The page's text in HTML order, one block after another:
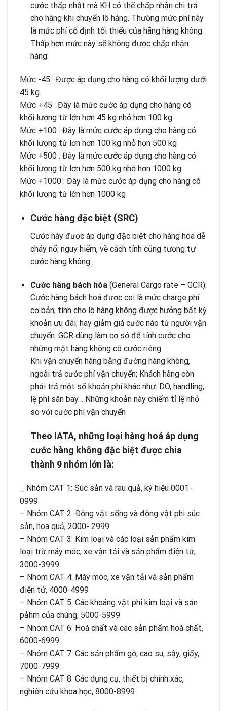
cước thấp nhất mà KH có thể chấp nhận chi trả
cho hãng khi chuyển lô hàng. Thường mức phí này
là mức phí cố định tối thiểu của hãng hàng không.
Thấp hơn mức này sẽ không được chấp nhận
hàng:
Mức -45 : Được áp dụng cho hàng có khối lượng dưới
45 kg
Mức +45 : Đây là mức cước áp dụng cho hàng có
khối lượng từ lớn hơn 45 kg nhỏ hơn 100 kg
Mức +100 : Đây là mức cước áp dụng cho hàng có
khối lượng từ lơn hơn 100 kg nhỏ hơn 500 kg
Mức +500 : Đây là mức cước áp dụng cho hàng có
khối lượng từ lơn hơn 500 kg nhỏ hơn 1000 kg
Mức +1000 : Đây là mức cước áp dụng cho hàng có
khối lượng từ lớn hơn 1000 kg
Cước hàng đặc biệt (SRC)
Cước này được áp dụng đặc biệt cho hàng hóa dễ
cháy nổ; nguy hiểm, về cách tính cũng tương tự
cước hàng không.
Cước hàng bách hóa(General Cargo rate – GCR):
Cước hàng bách hoá được coi là mức charge phí
cơ bản; tính cho lô hàng không được hưởng bất kỳ
khoản ưu đãi; hay giảm giá cước nào từ người vận
chuyển. GCR dùng làm cơ sở để tính cước cho
những mặt hàng không có cước riêng.
Khi vận chuyển hàng bằng đường hàng không,
ngoài trả cước phí vận chuyển; Khách hàng còn
phải trả một số khoản phí khác như: DO, handling,
lệ phí sân bay… Những khoản này chiếm tỉ lệ nhỏ
so với cước phí vận chuyển
Theo IATA, những loại hàng hoá áp dụng
cước hàng không đặc biệt được chia
thành 9 nhóm lớn là:
_ Nhóm CAT 1: Súc sản và rau quả, ký hiệu 0001-
0999
– Nhóm CAT 2: Ðộng vật sống và động vật phi súc
sản, hoa quả, 2000- 2999
– Nhóm CAT 3: Kim loại và các loại sản phẩm kim
loại trừ máy móc; xe vận tải và sản phẩm điện tử,
3000-3999
– Nhóm CAT 4: Máy móc, xe vận tải và sản phẩm
điện tử, 4000-4999
– Nhóm CAT 5: Các khoáng vật phi kim loại và sản
pảhm của chúng, 5000-5999
– Nhóm CAT 6: Hoá chất và các sản phẩm hoá chất,
6000-6999
– Nhóm CAT 7: Các sản phẩm gỗ, cao su, sậy, giấy,
7000-7999
– Nhóm CAT 8: Các dụng cụ, thiết bị chính xác,
nghiên cứu khoa học, 8000-8999